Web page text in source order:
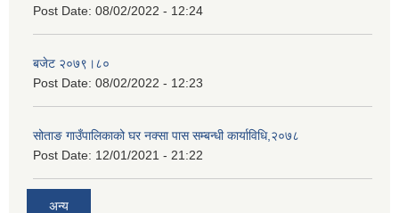
Post Date: 08/02/2022 - 12:24
बजेट २०७९।८०
Post Date: 08/02/2022 - 12:23
सोताङ गाउँपालिकाको घर नक्सा पास सम्बन्धी कार्याविधि,२०७८
Post Date: 12/01/2021 - 21:22
अन्य